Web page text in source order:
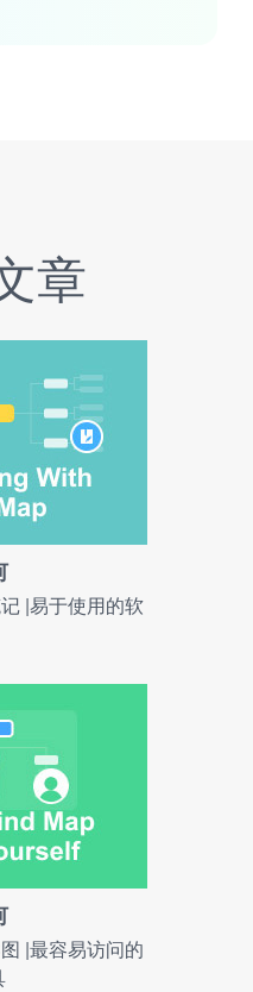
章
|易于使用的软
|最容易访问的